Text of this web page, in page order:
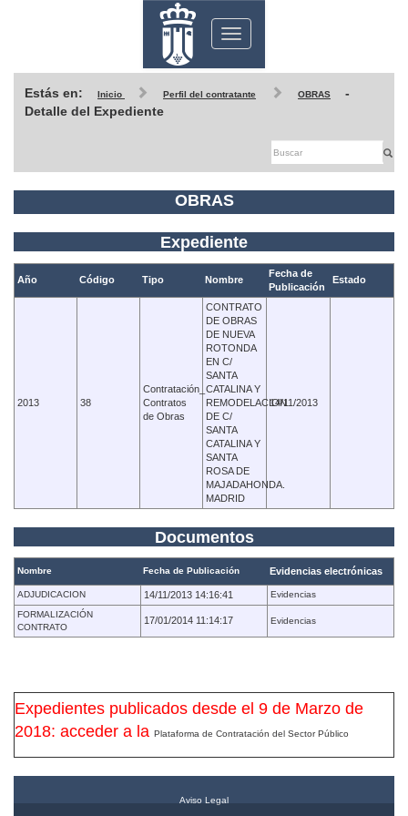
Toggle
navigation
Estás en: Inicio Perfil del contratante OBRAS
-
Detalle del Expediente
OBRAS
Expediente
Año Código Tipo Nombre
Fecha de
Publicación
Estado
2013 38
Contratación_
Contratos
de Obras
CONTRATO
DE OBRAS
DE NUEVA
ROTONDA
EN C/
SANTA
CATALINA Y
REMODELACION
DE C/
SANTA
CATALINA Y
SANTA
ROSA DE
MAJADAHONDA.
MADRID
14/11/2013
Documentos
Nombre Fecha de Publicación Evidencias electrónicas
ADJUDICACION 14/11/2013 14:16:41
Evidencias
FORMALIZACIÓN
CONTRATO
17/01/2014 11:14:17 Evidencias
Expedientes publicados desde el 9 de Marzo de
2018: acceder a la Plataforma de Contratación del Sector Público
Aviso Legal